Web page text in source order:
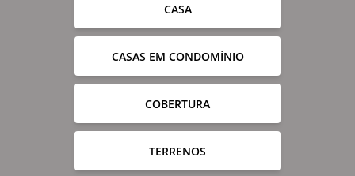
CASA
CASAS EM CONDOMÍNIO
COBERTURA
TERRENOS